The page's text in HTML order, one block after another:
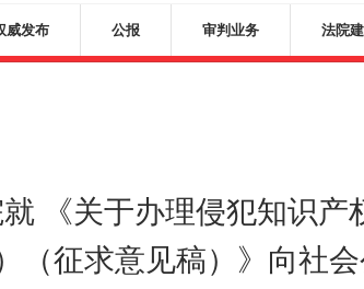
威发布 公报 审判业务 法院
《关于办理侵犯知识
（征求意见稿）》向社